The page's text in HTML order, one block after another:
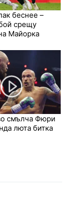
беснее –
срещу
Майорка
смълча Фюри
люта битка